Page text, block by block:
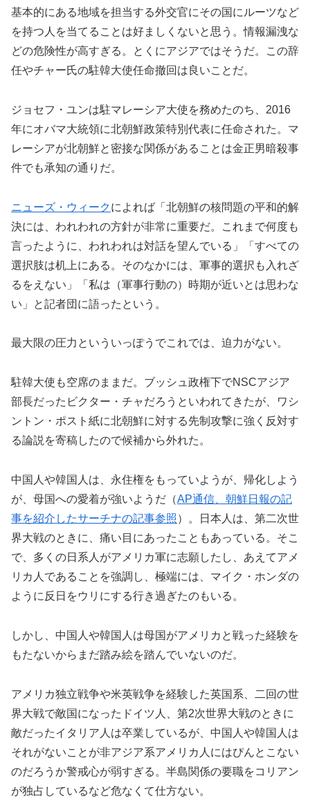
基本的にある地域を担当する外交官にその国にルーツなど
を持つ人を当てることは好ましくないと思う。情報漏洩な
どの危険性が高すぎる。とくにアジアではそうだ。この辞
任やチャー氏の駐韓大使任命撤回は良いことだ。
ジョセフ・ユンは駐マレーシア大使を務めたのち、2016
年にオバマ大統領に北朝鮮政策特別代表に任命された。マ
レーシアが北朝鮮と密接な関係があることは金正男暗殺事
件でも承知の通りだ。
ニューズ・ウィークによれば「北朝鮮の核問題の平和的解
決には、われわれの方針が非常に重要だ。これまで何度も
言ったように、われわれは対話を望んでいる」「すべての
選択肢は机上にある。そのなかには、軍事的選択も入れざ
るをえない」「私は（軍事行動の）時期が近いとは思わな
い」と記者団に語ったという。
最大限の圧力といういっぽうでこれでは、迫力がない。
駐韓大使も空席のままだ。ブッシュ政権下でNSCアジア
部長だったビクター・チャだろうといわれてきたが、ワシ
ントン・ポスト紙に北朝鮮に対する先制攻撃に強く反対す
る論説を寄稿したので候補から外れた。
中国人や韓国人は、永住権をもっていようが、帰化しよう
が、母国への愛着が強いようだ（AP通信、朝鮮日報の記
事を紹介したサーチナの記事参照）。日本人は、第二次世
界大戦のときに、痛い目にあったこともあっている。そこ
で、多くの日系人がアメリカ軍に志願したし、あえてアメ
リカ人であることを強調し、極端には、マイク・ホンダの
ように反日をウリにする行き過ぎたのもいる。
しかし、中国人や韓国人は母国がアメリカと戦った経験を
もたないからまだ踏み絵を踏んでいないのだ。
アメリカ独立戦争や米英戦争を経験した英国系、二回の世
界大戦で敵国になったドイツ人、第2次世界大戦のときに
敵だったイタリア人は卒業しているが、中国人や韓国人は
それがないことが非アジア系アメリカ人にはぴんとこない
のだろうか警戒心が弱すぎる。半島関係の要職をコリアン
が独占しているなど危なくて仕方ない。